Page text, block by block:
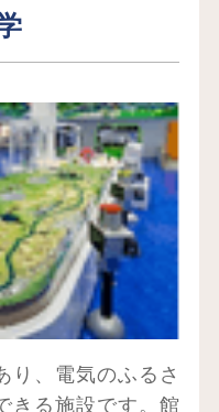
り、電気のふるさ
きる施設です。館